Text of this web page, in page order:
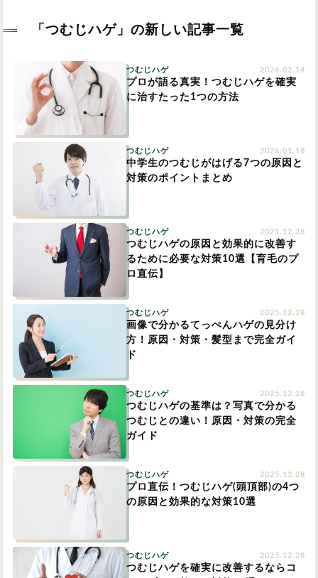
「つむじハゲ」の新しい記事一覧
つむじハゲ 2026.02.14
プロが語る真実！つむじハゲを確実
に治すたった1つの方法
つむじハゲ 2026.01.18
中学生のつむじがはげる7つの原因と
対策のポイントまとめ
つむじハゲ 2025.12.28
つむじハゲの原因と効果的に改善す
るために必要な対策10選【育毛のプ
ロ直伝】
つむじハゲ 2025.12.28
画像で分かるてっぺんハゲの見分け
方！原因・対策・髪型まで完全ガイ
ド
つむじハゲ 2025.12.28
つむじハゲの基準は？写真で分かる
つむじとの違い！原因・対策の完全
ガイド
つむじハゲ 2025.12.28
プロ直伝！つむじハゲ(頭頂部)の4つ
の原因と効果的な対策10選
つむじハゲ 2025.12.28
つむじハゲを確実に改善するならコ